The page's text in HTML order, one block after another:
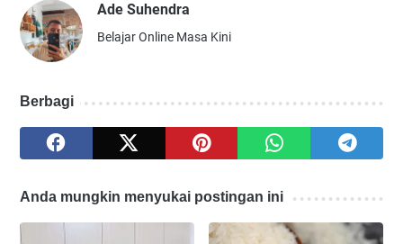
Ade Suhendra
Belajar Online Masa Kini
Berbagi
Anda mungkin menyukai postingan ini